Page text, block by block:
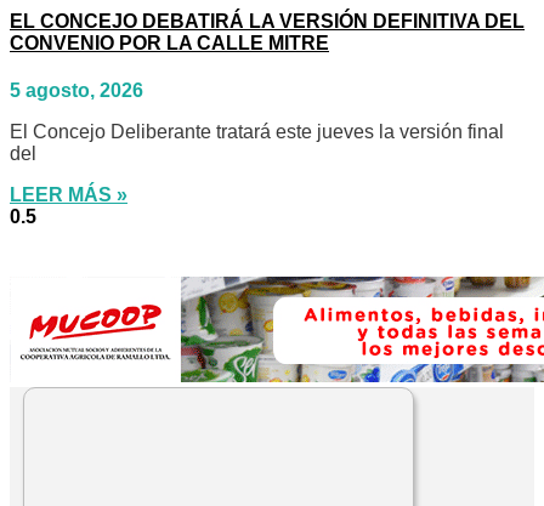
EL CONCEJO DEBATIRÁ LA VERSIÓN DEFINITIVA DEL
CONVENIO POR LA CALLE MITRE
5 agosto, 2026
El Concejo Deliberante tratará este jueves la versión final
del
LEER MÁS »